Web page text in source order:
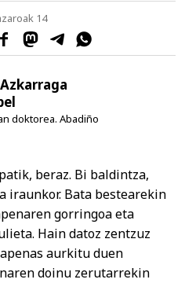
14
doktorea. Abadiño
beraz. Bi baldintza,
iraunkor. Bata bestearekin
gorringoa eta
Hain datoz zentzuz
aurkitu duen
doinu zerutarrekin